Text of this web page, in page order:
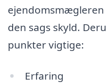
den sags skyld.
punkter vigtige:
Erfaring